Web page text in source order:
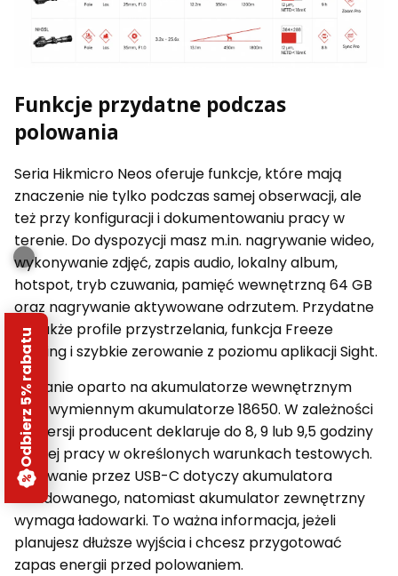
Funkcje przydatne podczas
polowania
Seria Hikmicro Neos oferuje funkcje, które mają
znaczenie nie tylko podczas samej obserwacji, ale
też przy konfiguracji i dokumentowaniu pracy w
terenie. Do dyspozycji masz m.in. nagrywanie wideo,
wykonywanie zdjęć, zapis audio, lokalny album,
hotspot, tryb czuwania, pamięć wewnętrzną 64 GB
oraz nagrywanie aktywowane odrzutem. Przydatne
są także profile przystrzelania, funkcja Freeze
Zeroing i szybkie zerowanie z poziomu aplikacji Sight.
Zasilanie oparto na akumulatorze wewnętrznym
oraz wymiennym akumulatorze 18650. W zależności
od wersji producent deklaruje do 8, 9 lub 9,5 godziny
ciągłej pracy w określonych warunkach testowych.
Ładowanie przez USB-C dotyczy akumulatora
wbudowanego, natomiast akumulator zewnętrzny
wymaga ładowarki. To ważna informacja, jeżeli
planujesz dłuższe wyjścia i chcesz przygotować
zapas energii przed polowaniem.
Odbierz 5% rabatu